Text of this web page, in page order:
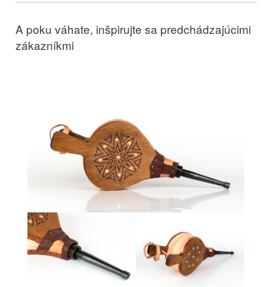
A poku váhate, inšpirujte sa predchádzajúcimi
zákazníkmi